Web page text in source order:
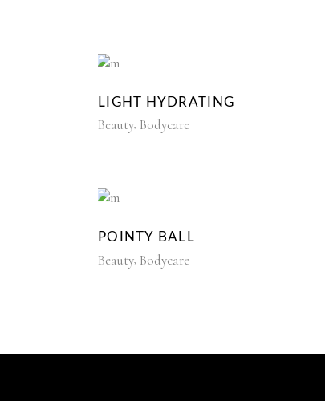
LIGHT HYDRATING
Beauty Bodycare
POINTY BALL
Beauty Bodycare